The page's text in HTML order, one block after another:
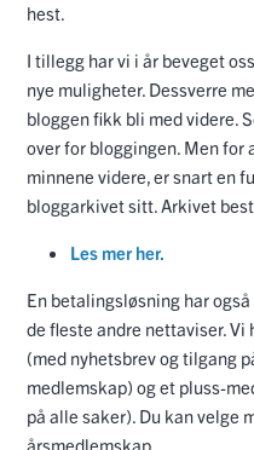
hest.
I tillegg har vi i år beveget
nye muligheter. Dessverre
bloggen fikk bli med videre.
over for bloggingen. Men for
minnene videre, er snart en
bloggarkivet sitt. Arkivet
Les mer her.
En betalingsløsning har
de fleste andre nettaviser.
(med nyhetsbrev og tilgang
medlemskap) og et pluss-
på alle saker). Du kan velge
årsmedlemskap.